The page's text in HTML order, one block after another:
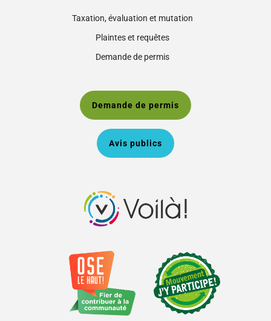
Taxation, évaluation et mutation
Plaintes et requêtes
Demande de permis
Demande de permis
Avis publics